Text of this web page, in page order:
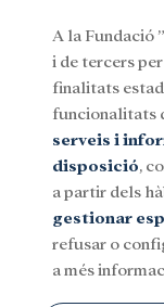
Menu
Social
A la Fundació
i de tercers per
finalitats
funcionalitats
serveis i
disposició,
a partir dels
gestionar
refusar o
a més